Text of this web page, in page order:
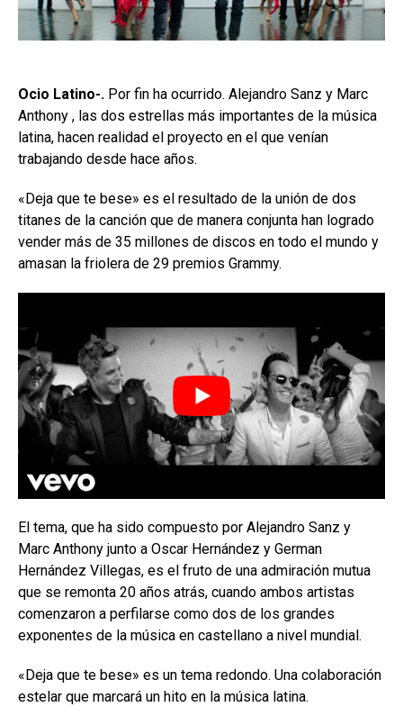
Ocio Latino-. Por fin ha ocurrido. Alejandro Sanz y Marc
Anthony , las dos estrellas más importantes de la música
latina, hacen realidad el proyecto en el que venían
trabajando desde hace años.
«Deja que te bese» es el resultado de la unión de dos
titanes de la canción que de manera conjunta han logrado
vender más de 35 millones de discos en todo el mundo y
amasan la friolera de 29 premios Grammy.
El tema, que ha sido compuesto por Alejandro Sanz y
Marc Anthony junto a Oscar Hernández y German
Hernández Villegas, es el fruto de una admiración mutua
que se remonta 20 años atrás, cuando ambos artistas
comenzaron a perfilarse como dos de los grandes
exponentes de la música en castellano a nivel mundial.
«Deja que te bese» es un tema redondo. Una colaboración
estelar que marcará un hito en la música latina.